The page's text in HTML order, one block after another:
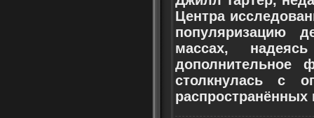
Центра
популяризацию
массах,
дополнительное
столкнулась с